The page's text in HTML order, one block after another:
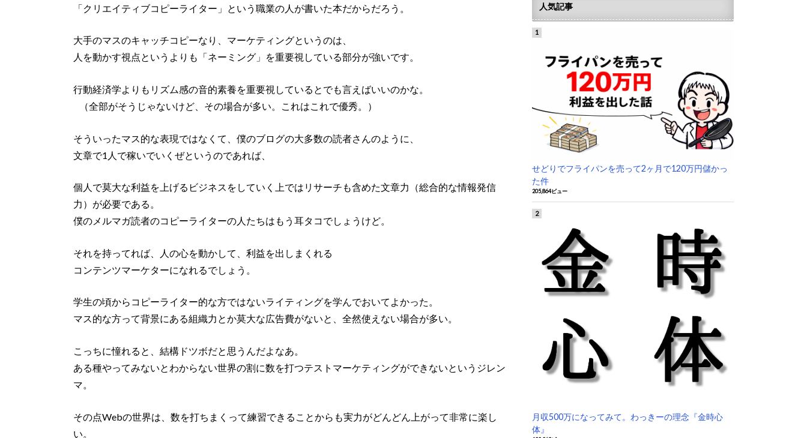
「クリエイティブコピーライター」という職業の人が書いた本だからだろう。
大手のマスのキャッチコピーなり、マーケティングというのは、
人を動かす視点というよりも「ネーミング」を重要視している部分が強いです。
行動経済学よりもリズム感の音的素養を重要視しているとでも言えばいいのかな。
（全部がそうじゃないけど、その場合が多い。これはこれで優秀。）
そういったマス的な表現ではなくて、僕のブログの大多数の読者さんのように、
文章で1人で稼いでいくぜというのであれば、
個人で莫大な利益を上げるビジネスをしていく上ではリサーチも含めた文章力（総合的な情報発信
力）が必要である。
僕のメルマガ読者のコピーライターの人たちはもう耳タコでしょうけど。
それを持ってれば、人の心を動かして、利益を出しまくれる
コンテンツマーケターになれるでしょう。
学生の頃からコピーライター的な方ではないライティングを学んでおいてよかった。
マス的な方って背景にある組織力とか莫大な広告費がないと、全然使えない場合が多い。
こっちに憧れると、結構ドツボだと思うんだよなあ。
ある種やってみないとわからない世界の割に数を打つテストマーケティングができないというジレン
マ。
その点Webの世界は、数を打ちまくって練習できることからも実力がどんどん上がって非常に楽し
い。
人気記事
せどりでフライパンを売って2ヶ月で120万円儲かっ
た件
205,864ビュー
月収500万になってみて。わっきーの理念『金時心
体』